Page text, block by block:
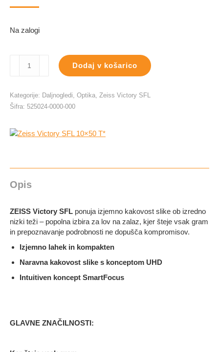
2.250,00 €.
Na zalogi
Victory
T*
količina
Dodaj v košarico
Kategorije: Daljnogledi, Optika, Zeiss Victory SFL
Šifra: 525024-0000-000
Opis
ZEISS Victory SFL ponuja izjemno kakovost slike ob izredno
nizki teži – popolna izbira za lov na zalaz, kjer šteje vsak gram
in prepoznavanje podrobnosti ne dopušča kompromisov.
Izjemno lahek in kompakten
Naravna kakovost slike s konceptom UHD
Intuitiven koncept SmartFocus
GLAVNE ZNAČILNOSTI: